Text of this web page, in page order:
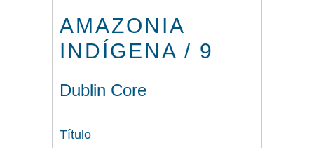
AMAZONIA
INDÍGENA / 9
Dublin Core
Título